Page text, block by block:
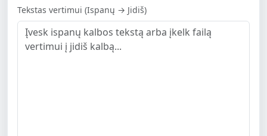
Tekstas vertimui (Ispanų → Jidiš)